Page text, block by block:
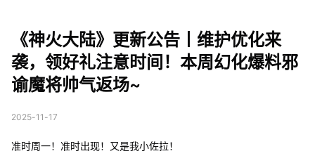
爆料邪谕魔将帅气返场
~
《神火大陆》更新公告丨维护优化来
袭，领好礼注意时间！本周幻化爆料邪
谕魔将帅气返场~
2025-11-17
准时周一！准时出现！又是我小佐拉！